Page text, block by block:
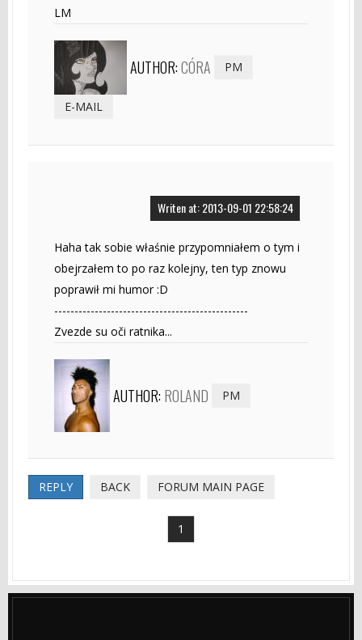
LM
AUTHOR:CÓRA PM
E-MAIL
Writen at: 2013-09-01 22:58:24
Haha tak sobie właśnie przypomniałem o tym i
obejrzałem to po raz kolejny, ten typ znowu
poprawił mi humor :D
------------------------------------------------
Zvezde su oči ratnika...
AUTHOR: ROLAND PM
REPLY BACK FORUM MAIN PAGE
1